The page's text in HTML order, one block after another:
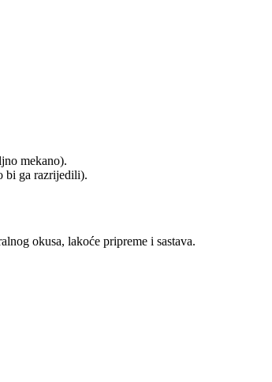
mekano).
bi ga razrijedili).
okusa, lakoće pripreme i sastava.